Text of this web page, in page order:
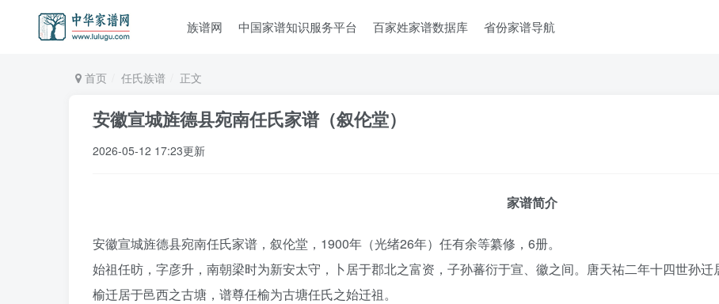
族谱网 中国家谱知识服务平台 百家姓家谱数据库 省份家谱导航
首页 任氏族谱 正文
安徽宣城旌德县宛南任氏家谱（叙伦堂）
2026-05-12 17:23更新
家谱简介
安徽宣城旌德县宛南任氏家谱，叙伦堂，1900年（光绪26年）任有余等纂修，6册。
始祖任昉，字彦升，南朝梁时为新安太守，卜居于郡北之富资，子孙蕃衍于宣、徽之间。唐天祐二年十四世孙
榆迁居于邑西之古塘，谱尊任榆为古塘任氏之始迁祖。